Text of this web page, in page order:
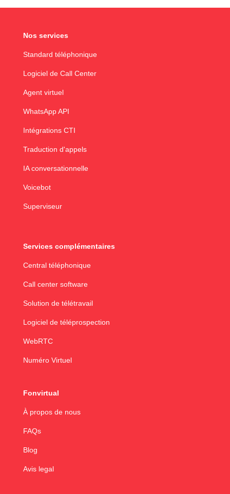
Nos services
Standard téléphonique
Logiciel de Call Center
Agent virtuel
WhatsApp API
Intégrations CTI
Traduction d'appels
IA conversationnelle
Voicebot
Superviseur
Services complémentaires
Central téléphonique
Call center software
Solution de télétravail
Logiciel de téléprospection
WebRTC
Numéro Virtuel
Fonvirtual
À propos de nous
FAQs
Blog
Avis legal